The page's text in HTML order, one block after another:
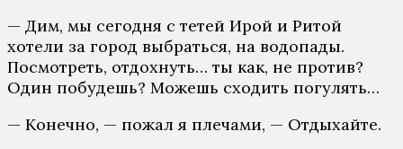
— Дим, мы сегодня с тетей Ирой и Ритой
хотели за город выбраться, на водопады.
Посмотреть, отдохнуть… ты как, не против?
Один побудешь? Можешь сходить погулять…
— Конечно, — пожал я плечами, — Отдыхайте.